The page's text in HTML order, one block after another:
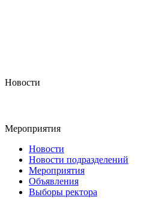
Новости
Мероприятия
Новости
Новости подразделений
Мероприятия
Объявления
Выборы ректора